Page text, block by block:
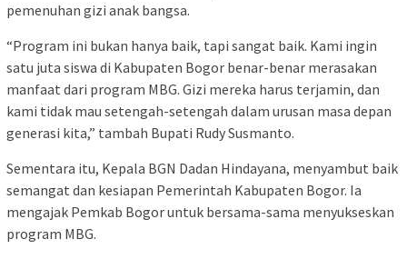
pemenuhan gizi anak bangsa.
“Program ini bukan hanya baik, tapi sangat baik. Kami ingin
satu juta siswa di Kabupaten Bogor benar-benar merasakan
manfaat dari program MBG. Gizi mereka harus terjamin, dan
kami tidak mau setengah-setengah dalam urusan masa depan
generasi kita,” tambah Bupati Rudy Susmanto.
Sementara itu, Kepala BGN Dadan Hindayana, menyambut baik
semangat dan kesiapan Pemerintah Kabupaten Bogor. Ia
mengajak Pemkab Bogor untuk bersama-sama menyukseskan
program MBG.